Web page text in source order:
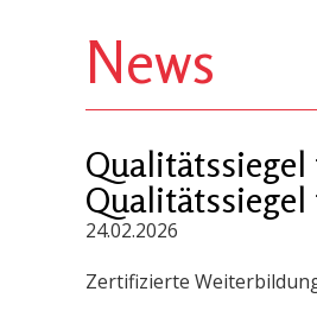
News
24.02.2026
Zertifizierte